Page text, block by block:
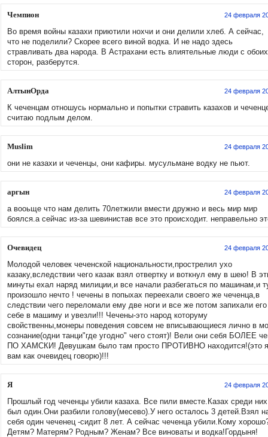
Чемпион 24 февраля
Во время войны казахи приютили нохчи и они делили хлеб. А сейчас,
что не поделили? Скорее всего виной водка. И не надо здесь
стравливать два народа. В Астрахани есть влиятельные люди с обоих
сторон, разберутся.
АлтынОрда 24 февраля
К чеченцам отношусь нормально и попытки стравить казахов и
считаю подлым делом.
Muslim 24 февраля
они не казахи и чеченцы, они кафиры. мусульмане водку не пьют.
аргын 24 февраля
а вооьще что нам делить 70летжили вмести дружно и весь мир мир
боялся.а сейчас из-за шевинистав все это происходит. неправельно
Очевидец 24 февраля
Молодой человек чеченской национальности,прострелил ухо
казаку,вследствии чего казак взял отвертку и воткнул ему в шею! В
минуты ехал наряд милиции,и все начали разбегаться по машинам,и
произошло нечто ! чечены в попыхах переехали своего же чеченца,в
следствии чего переломали ему две ноги и все же потом запихали его
себе в машиму и увезли!!! Чечены-это народ которуму
свойственны,монеры поведения совсем не вписывающиеся лично в
сознание(одни танци"где угодно" чего стоят)! Вели они себя БОЛЕЕ
ПО ХАМСКИ! Девушкам было там просто ПРОТИВНО находится!(это я
вам как очевидец говорю)!!!
Я 24 февраля
Прошлый год чеченцы убили казаха. Все пили вместе.Казах среди них
был один.Они разбили голову(месево).У него осталось 3 детей.Взял
себя один чеченец -сидит 8 лет. А сейчас чеченца убили.Кому
Детям? Матерям? Родным? Женам? Все виноваты и водка!Гордыня!